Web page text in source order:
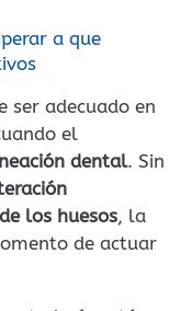
a que
ser adecuado en
el
dental. Sin
los huesos, la
de actuar